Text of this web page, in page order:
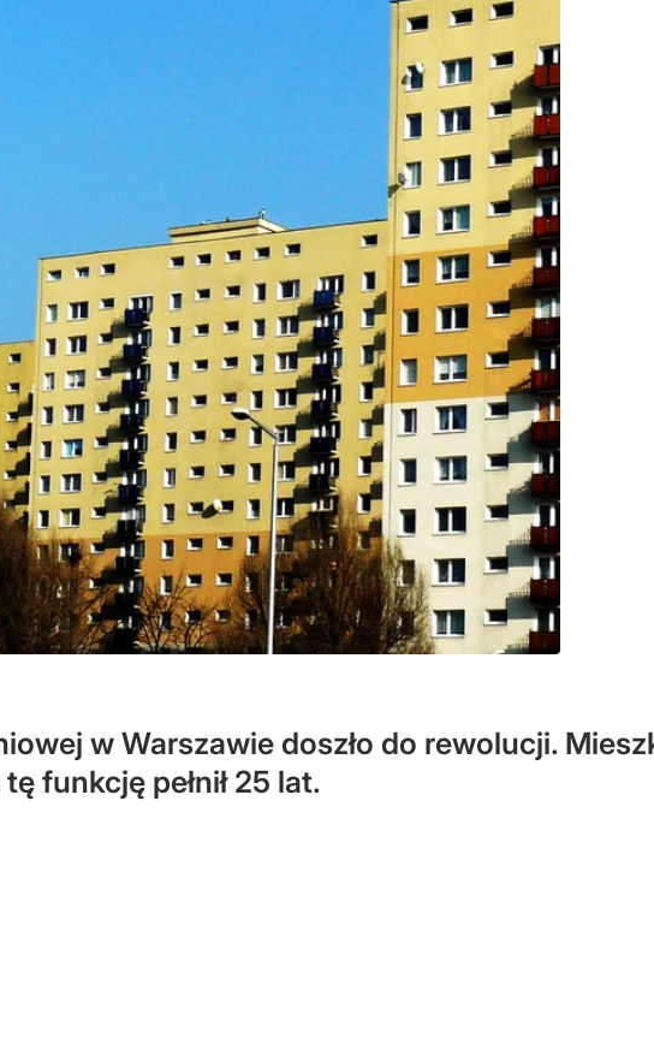
w Warszawie doszło do rewolucji.
funkcję pełnił 25 lat.